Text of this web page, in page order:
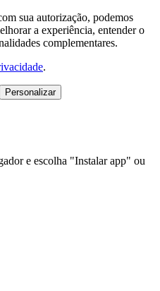
sua autorização, podemos
a experiência, entender o
complementares.
.
Personalizar
e escolha "Instalar app" ou